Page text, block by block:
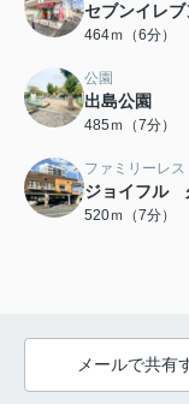
セブンイレ
464ｍ（6分）
公園
出島公園
485ｍ（7分）
ファミリーレス
ジョイフル
520ｍ（7分）
メールで共有